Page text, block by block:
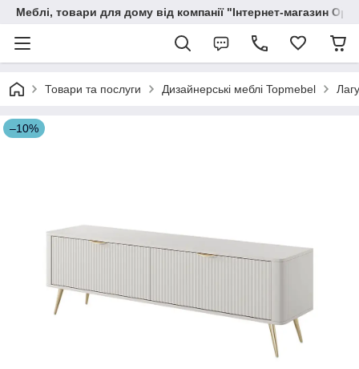
Меблі, товари для дому від компанії "Інтернет-магазин
Товари та послуги Дизайнерські меблі Topmebel
–10%